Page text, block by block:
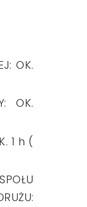
OK.
OK.
1 h (